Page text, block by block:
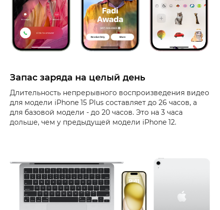
Запас заряда на целый день
Длительность непрерывного воспроизведения видео
для модели iPhone 15 Plus составляет до 26 часов, а
для базовой модели - до 20 часов. Это на 3 часа
дольше, чем у предыдущей модели iPhone 12.